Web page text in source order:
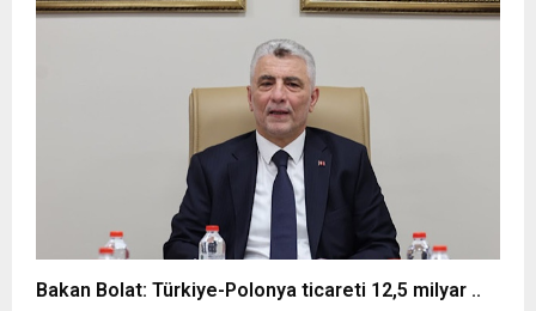
Bakan Bolat: Türkiye-Polonya ticareti 12,5 milyar ..